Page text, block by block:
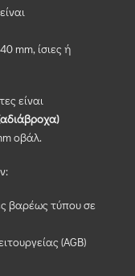
mm, ίσιες ή
είναι
οβάλ.
βαρέως τύπου σε
(AGB)